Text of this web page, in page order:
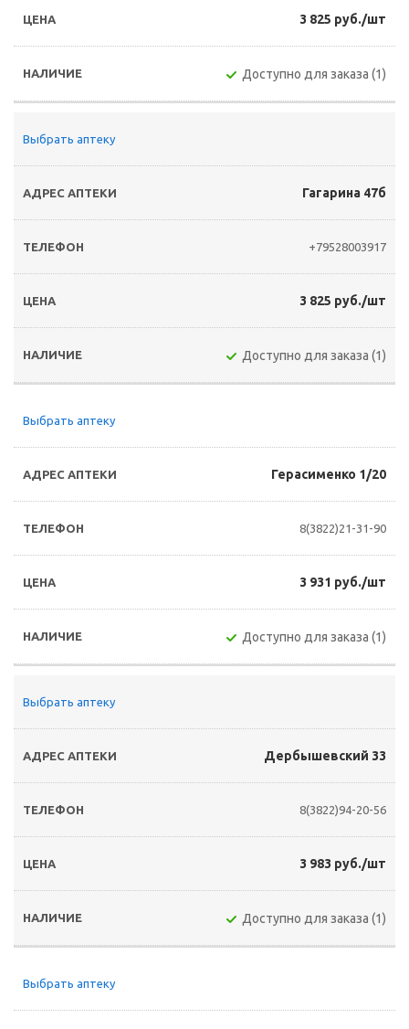
3 825 руб./шт
Доступно для заказа (1)
Выбрать аптеку
Гагарина 47б
+79528003917
3 825 руб./шт
Доступно для заказа (1)
Выбрать аптеку
Герасименко 1/20
8(3822)21-31-90
3 931 руб./шт
Доступно для заказа (1)
Выбрать аптеку
Дербышевский 33
8(3822)94-20-56
3 983 руб./шт
Доступно для заказа (1)
Выбрать аптеку